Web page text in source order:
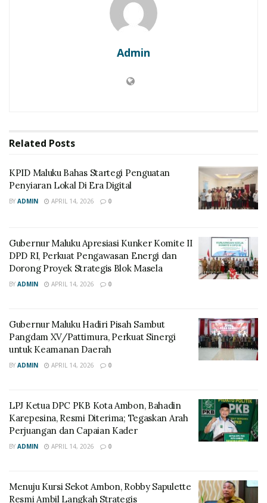
Admin
Related Posts
KPID Maluku Bahas Startegi Penguatan
Penyiaran Lokal Di Era Digital
BY ADMIN APRIL 14, 2026 0
Gubernur Maluku Apresiasi Kunker Komite II
DPD RI, Perkuat Pengawasan Energi dan
Dorong Proyek Strategis Blok Masela
BY ADMIN APRIL 14, 2026 0
Gubernur Maluku Hadiri Pisah Sambut
Pangdam XV/Pattimura, Perkuat Sinergi
untuk Keamanan Daerah
BY ADMIN APRIL 14, 2026 0
LPJ Ketua DPC PKB Kota Ambon, Bahadin
Karepesina, Resmi Diterima; Tegaskan Arah
Perjuangan dan Capaian Kader
BY ADMIN APRIL 14, 2026 0
Menuju Kursi Sekot Ambon, Robby Sapulette
Resmi Ambil Langkah Strategis